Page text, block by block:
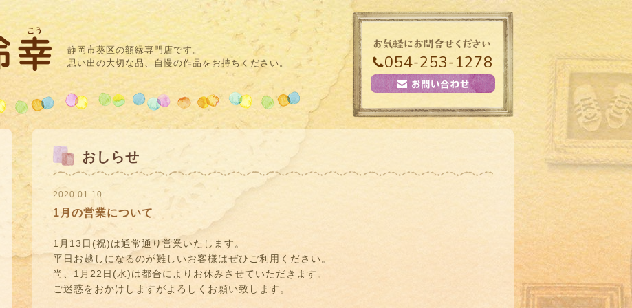
静岡市葵区の額縁専門店です。
思い出の大切な品、自慢の作品をお持ちください。
054-253-1278
おしらせ
2020.01.10
1月の営業について
1月13日(祝)は通常通り営業いたします。
平日お越しになるのが難しいお客様はぜひご利用ください。
尚、1月22日(水)は都合によりお休みさせていただきます。
ご迷惑をおかけしますがよろしくお願い致します。